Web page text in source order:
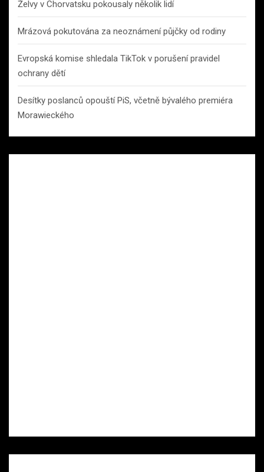
Želvy v Chorvatsku pokousaly několik lidí
Mrázová pokutována za neoznámení půjčky od rodiny
Evropská komise shledala TikTok v porušení pravidel
ochrany dětí
Desítky poslanců opouští PiS, včetně bývalého premiéra
Morawieckého